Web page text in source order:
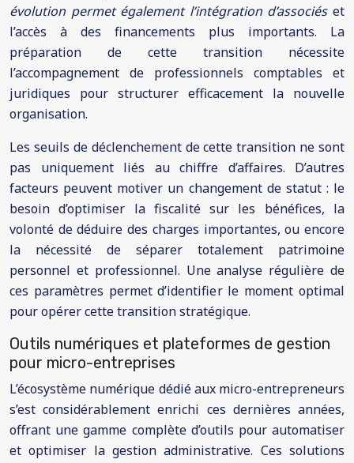
évolution permet également l’intégration d’associéset
l’accès à des financements plus importants. La
préparation de cette transition nécessite
l’accompagnement de professionnels comptables et
juridiques pour structurer efficacement la nouvelle
organisation.
Les seuils de déclenchement de cette transition ne sont
pas uniquement liés au chiffre d’affaires. D’autres
facteurs peuvent motiver un changement de statut : le
besoin d’optimiser la fiscalité sur les bénéfices, la
volonté de déduire des charges importantes, ou encore
la nécessité de séparer totalement patrimoine
personnel et professionnel. Une analyse régulière de
ces paramètres permet d’identifier le moment optimal
pour opérer cette transition stratégique.
Outils numériques et plateformes de gestion
pour micro-entreprises
L’écosystème numérique dédié aux micro-entrepreneurs
s’est considérablement enrichi ces dernières années,
offrant une gamme complète d’outils pour automatiser
et optimiser la gestion administrative. Ces solutions